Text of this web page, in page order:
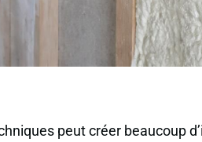
peut créer beaucoup